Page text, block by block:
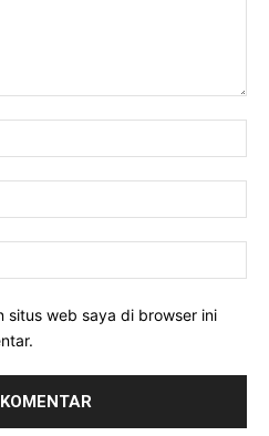
situs web saya di browser ini